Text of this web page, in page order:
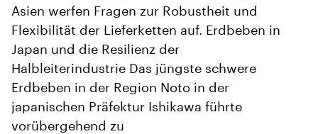
Asien werfen Fragen zur Robustheit und
Flexibilität der Lieferketten auf. Erdbeben in
Japan und die Resilienz der
Halbleiterindustrie Das jüngste schwere
Erdbeben in der Region Noto in der
japanischen Präfektur Ishikawa führte
vorübergehend zu